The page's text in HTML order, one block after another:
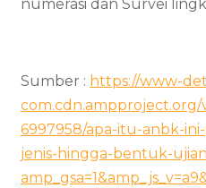
numerasi dan Survei
Sumber : https://www-
6997958/apa-itu-anbk-
jenis-hingga-bentuk-